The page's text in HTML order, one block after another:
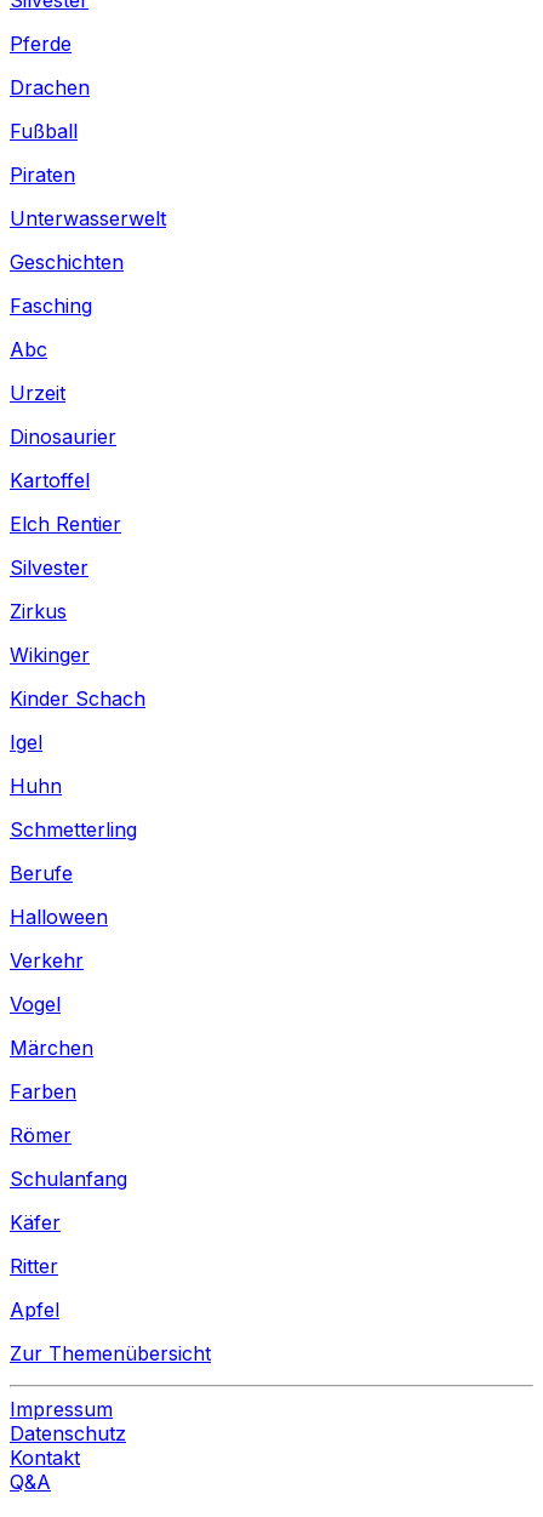
Pferde
Drachen
Fußball
Piraten
Unterwasserwelt
Geschichten
Fasching
Abc
Urzeit
Dinosaurier
Kartoffel
Elch Rentier
Silvester
Zirkus
Wikinger
Kinder Schach
Igel
Huhn
Schmetterling
Berufe
Halloween
Verkehr
Vogel
Märchen
Farben
Römer
Schulanfang
Käfer
Ritter
Apfel
Zur Themenübersicht
Impressum
Datenschutz
Kontakt
Q&A